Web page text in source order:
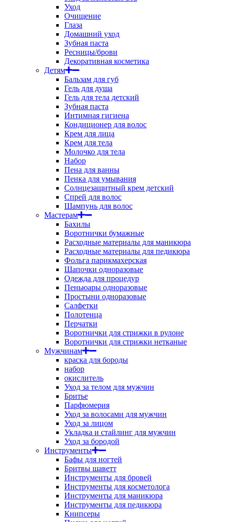
Уход
Очищение
Глаза
Домашний уход
Зубная паста
Ресницы/брови
Декоративная косметика
Детям
Бальзам для губ
Гель для душа
Гель для тела детский
Зубная паста
Интимная гигиена
Кондиционер для волос
Крем для лица
Крем для тела
Молочко для тела
Набор
Пена для ванны
Пенка для умывания
Солнцезащитный крем детский
Спрей для волос
Шампунь для волос
Мастерам
Бахилы
Воротнички бумажные
Расходные материалы для маникюра
Расходные материалы для педикюра
Фольга парикмахерская
Шапочки одноразовые
Одежда для процедур
Пеньюары одноразовые
Простыни одноразовые
Салфетки
Полотенца
Перчатки
Воротнички для стрижки в рулоне
Воротнички для стрижки нетканые
Мужчинам
краска для бороды
набор
окислитель
Уход за телом для мужчин
Бритье
Парфюмерия
Уход за волосами для мужчин
Уход за лицом
Укладка и стайлинг для мужчин
Уход за бородой
Инструменты
Бафы для ногтей
Бритвы шаветт
Инструменты для бровей
Инструменты для косметолога
Инструменты для маникюра
Инструменты для педикюра
Книпсеры